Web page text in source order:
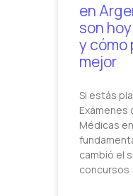
en
son
y cómo
mejor
Si estás
Exámenes
Médicas
cambió el
concursos